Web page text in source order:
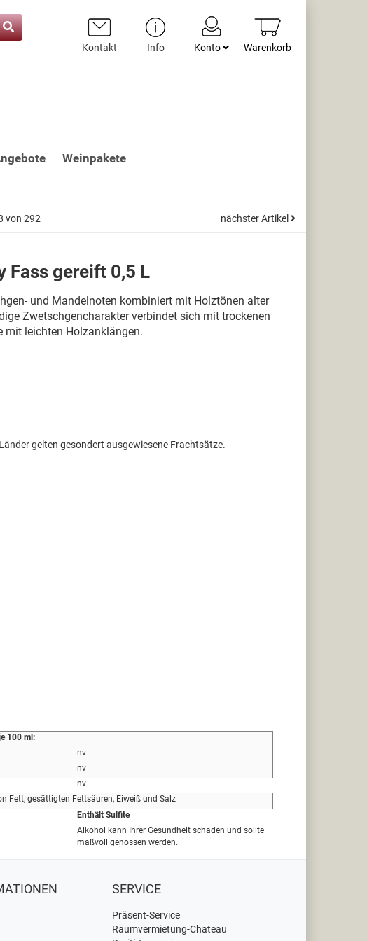
Warenkorb
Konto
Info
Kontakt
Weinpakete
von 292 nächster Artikel
Fass gereift 0,5 L
und Mandelnoten kombiniert mit Holztönen alter
Zwetschgencharakter verbindet sich mit trockenen
mit leichten Holzanklängen.
gelten gesondert ausgewiesene Frachtsätze.
100 ml:
nv
nv
nv
Fett, gesättigten Fettsäuren, Eiweiß und Salz
Enthält Sulfite
Alkohol kann Ihrer Gesundheit schaden und sollte
maßvoll genossen werden.
SERVICE
Präsent-Service
Raumvermietung-Chateau